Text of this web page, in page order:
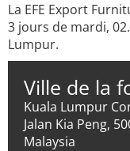
La EFE Export
3 jours de mardi,
Lumpur.
Ville de la
Kuala Lumpur
Jalan Kia Peng,
Malaysia